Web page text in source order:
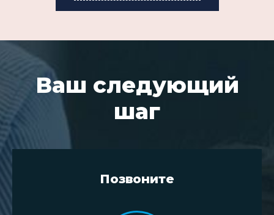
Ваш следующий
шаг
Позвоните